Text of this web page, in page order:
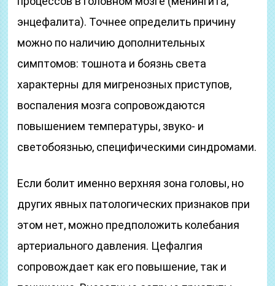
энцефалита). Точнее определить причину
можно по наличию дополнительных
симптомов: тошнота и боязнь света
характерны для мигренозных приступов,
воспаления мозга сопровождаются
повышением температуры, звуко- и
светобоязнью, специфическими синдромами.
Если болит именно верхняя зона головы, но
других явных патологических признаков при
этом нет, можно предположить колебания
артериального давления. Цефалгия
сопровождает как его повышение, так и